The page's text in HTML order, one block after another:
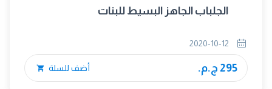
الجلباب الجاهز البسيط للبنات
295 ج.م. أضف للسلة